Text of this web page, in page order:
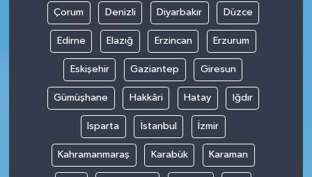
Çorum Denizli Diyarbakır Düzce
Edirne Elazığ Erzincan Erzurum
Eskişehir Gaziantep Giresun
Gümüşhane Hakkâri Hatay Iğdır
Isparta İstanbul İzmir
Kahramanmaraş Karabük Karaman